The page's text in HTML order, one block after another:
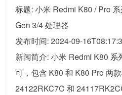
标题: 小米 Redmi K80 / Pro
Gen 3/4 处理器
发布时间: 2024-09-
新闻简介: 小米 Redmi K80
可，包含 K80 和 K80 Pro 两
24122RKC7C 和